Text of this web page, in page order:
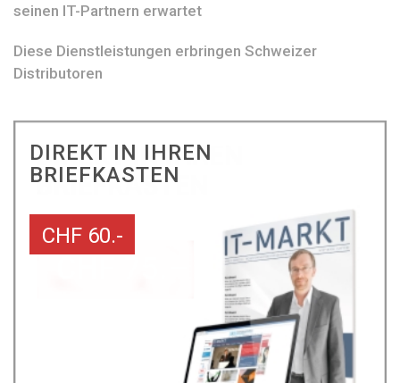
seinen IT-Partnern erwartet
Diese Dienstleistungen erbringen Schweizer
Distributoren
DIREKT IN IHREN
BRIEFKASTEN
CHF 60.-